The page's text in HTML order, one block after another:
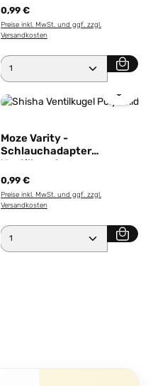
0,99 €
Preise inkl. MwSt. und ggf. zzgl.
Versandkosten
Produkt Anzahl: Gib den
Moze Varity -
Schlauchadapter
Ventilkugel
0,99 €
Preise inkl. MwSt. und ggf. zzgl.
Versandkosten
Produkt Anzahl: Gib den